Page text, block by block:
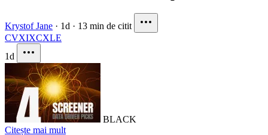
Krystof Jane · 1d · 13 min de citit
CVXIXCXLE
1d
BLACK
Citește mai mult